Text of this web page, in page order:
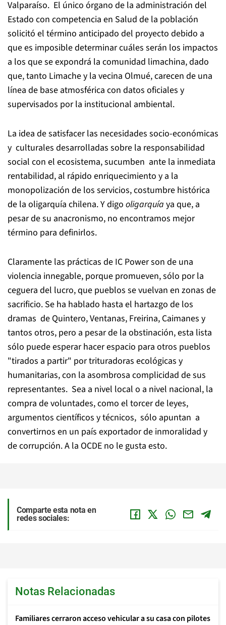
Valparaíso. El único órgano de la administración del
Estado con competencia en Salud de la población
solicitó el término anticipado del proyecto debido a
que es imposible determinar cuáles serán los impactos
a los que se expondrá la comunidad limachina, dado
que, tanto Limache y la vecina Olmué, carecen de una
línea de base atmosférica con datos oficiales y
supervisados por la institucional ambiental.
La idea de satisfacer las necesidades socio-económicas
y culturales desarrolladas sobre la responsabilidad
social con el ecosistema, sucumben ante la inmediata
rentabilidad, al rápido enriquecimiento y a la
monopolización de los servicios, costumbre histórica
de la oligarquía chilena. Y digo oligarquía ya que, a
pesar de su anacronismo, no encontramos mejor
término para definirlos.
Claramente las prácticas de IC Power son de una
violencia innegable, porque promueven, sólo por la
ceguera del lucro, que pueblos se vuelvan en zonas de
sacrificio. Se ha hablado hasta el hartazgo de los
dramas de Quintero, Ventanas, Freirina, Caimanes y
tantos otros, pero a pesar de la obstinación, esta lista
sólo puede esperar hacer espacio para otros pueblos
"tirados a partir" por trituradoras ecológicas y
humanitarias, con la asombrosa complicidad de sus
representantes. Sea a nivel local o a nivel nacional, la
compra de voluntades, como el torcer de leyes,
argumentos científicos y técnicos, sólo apuntan a
convertirnos en un país exportador de inmoralidad y
de corrupción. A la OCDE no le gusta esto.
Comparte esta nota en
redes sociales:
Notas Relacionadas
Familiares cerraron acceso vehicular a su casa con pilotes